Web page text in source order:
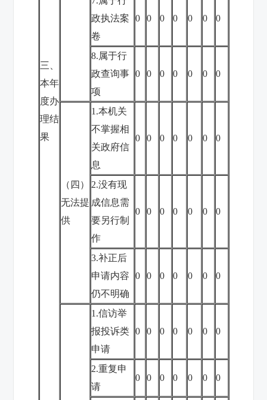
三、
本年
度办
理结
果
政执法案
卷
0 0 0 0 0 0 0
8.属于行
政查询事
项
0 0 0 0 0 0 0
（四）
无法提
供
1.本机关
不掌握相
关政府信
息
0 0 0 0 0 0 0
2.没有现
成信息需
要另行制
作
0 0 0 0 0 0 0
3.补正后
申请内容
仍不明确
0 0 0 0 0 0 0
1.信访举
报投诉类
申请
0 0 0 0 0 0 0
2.重复申
请
0 0 0 0 0 0 0